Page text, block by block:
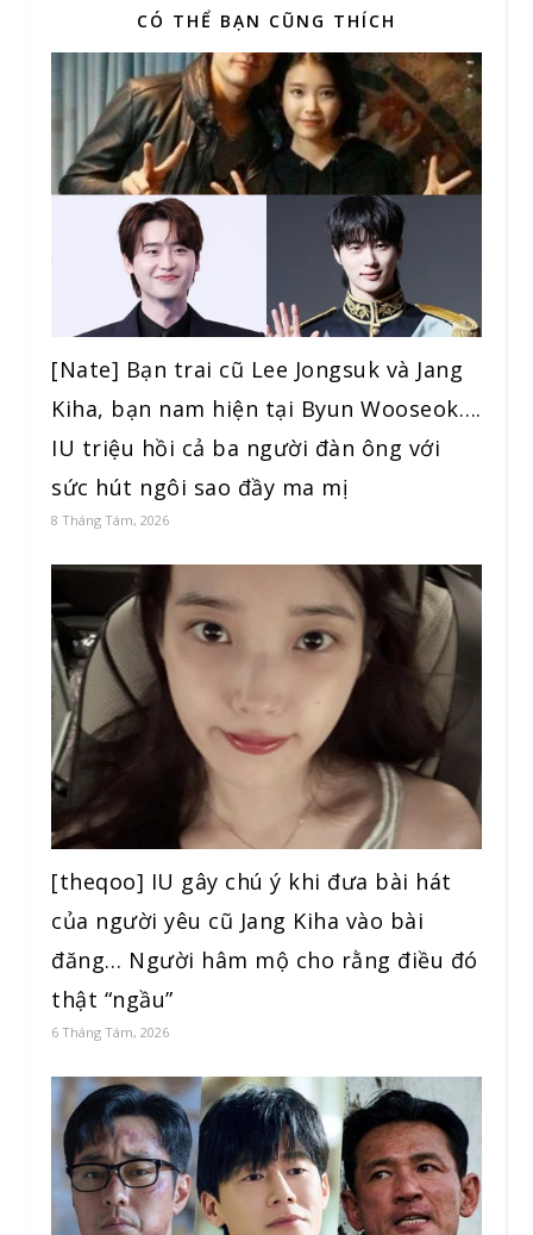
CÓ THỂ BẠN CŨNG THÍCH
[Nate] Bạn trai cũ Lee Jongsuk và Jang
Kiha, bạn nam hiện tại Byun Wooseok….
IU triệu hồi cả ba người đàn ông với
sức hút ngôi sao đầy ma mị
8 Tháng Tám, 2026
[theqoo] IU gây chú ý khi đưa bài hát
của người yêu cũ Jang Kiha vào bài
đăng… Người hâm mộ cho rằng điều đó
thật “ngầu”
6 Tháng Tám, 2026